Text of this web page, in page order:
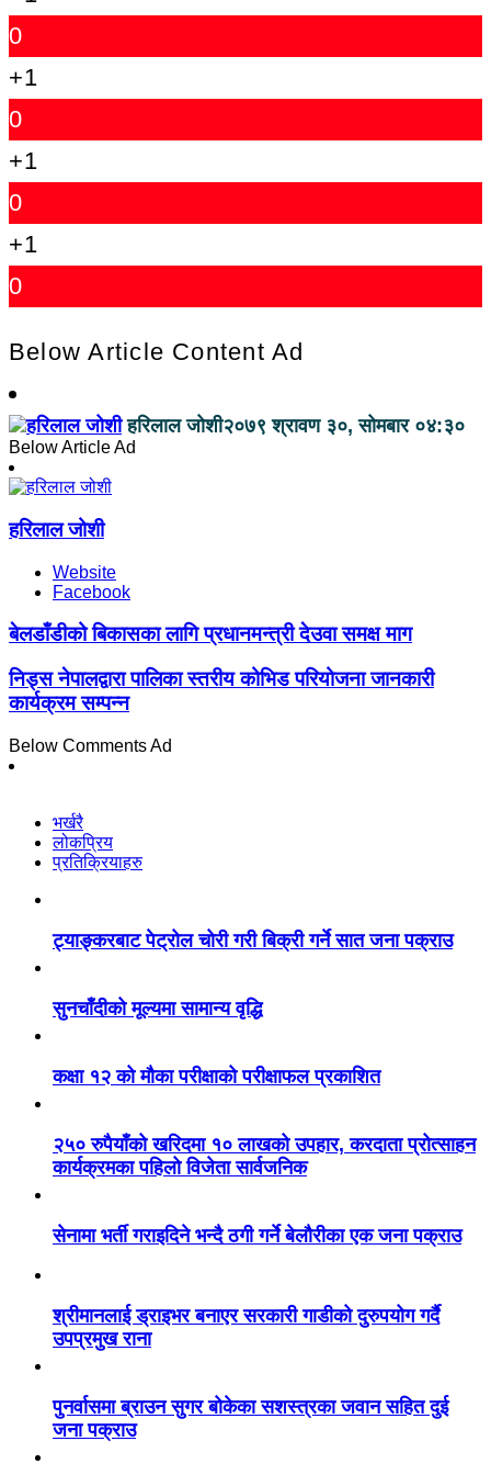
0
+1
0
+1
0
+1
0
Below Article Content Ad
हरिलाल जोशी२०७९ श्रावण ३०, सोमबार ०४:३०
Below Article Ad
हरिलाल जोशी
Website
Facebook
बेलडाँडीको बिकासका लागि प्रधानमन्त्री देउवा समक्ष माग
निड्स नेपालद्वारा पालिका स्तरीय कोभिड परियोजना जानकारी
कार्यक्रम सम्पन्न
Below Comments Ad
भर्खरै
लोकप्रिय
प्रतिक्रियाहरु
ट्याङ्करबाट पेट्रोल चोरी गरी बिक्री गर्ने सात जना पक्राउ
सुनचाँदीको मूल्यमा सामान्य वृद्धि
कक्षा १२ को मौका परीक्षाको परीक्षाफल प्रकाशित
२५० रुपैयाँको खरिदमा १० लाखको उपहार, करदाता प्रोत्साहन
कार्यक्रमका पहिलो विजेता सार्वजनिक
सेनामा भर्ती गराइदिने भन्दै ठगी गर्ने बेलौरीका एक जना पक्राउ
श्रीमानलाई ड्राइभर बनाएर सरकारी गाडीको दुरुपयोग गर्दै
उपप्रमुख राना
पुनर्वासमा ब्राउन सुगर बोकेका सशस्त्रका जवान सहित दुई
जना पक्राउ